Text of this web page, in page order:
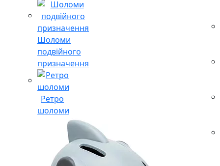
Шоломи
подвійного
призначення
Ретро
шоломи